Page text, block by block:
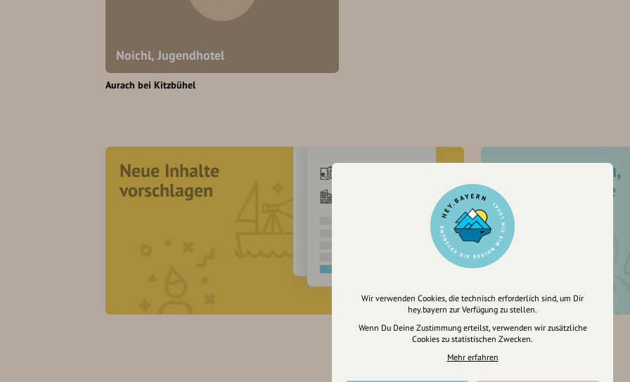
Noichl, Jugendhotel
Aurach bei Kitzbühel
Neue Inhalte
vorschlagen
Registriere dich,
um dir Einträge
zu merken
Wir verwenden Cookies, die technisch erforderlich sind, um Dir
hey.bayern zur Verfügung zu stellen.
Wenn Du Deine Zustimmung erteilst, verwenden wir zusätzliche
Cookies zu statistischen Zwecken.
Mehr erfahren